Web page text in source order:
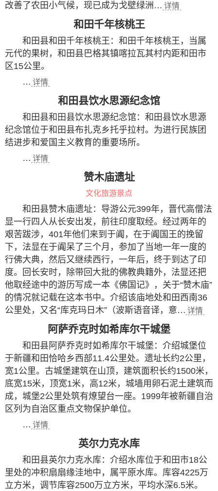
改善了农田小气候，现已成为戈壁绿洲… 详情
和田千年核桃王
和田县和田千年核桃王：和田千年核桃王，当属
元代的果树，和田县巴格其镇喀拉瓦其村内距和田市
区15公里。
… 详情
和田县饮水思源纪念馆
和田县和田县饮水思源纪念馆：和田县饮水思源
纪念馆位于和田县布扎克乡托乎拉村。为进行民族团
结进步和爱国主义教育的重要场所。
… 详情
赞木庙遗址
文化旅游景点
和田县赞木庙遗址：导游公元399年，晋代高僧法
显一行四人从长安出发，前往印度取经。经过两年的
艰苦跋涉，401年他们来到于阗，在于阗国王的挽留
下，法显在于阗呆了三个月，参加了当地一年一度的
行佛大典，然后又继续西行，一年后，终于到达了印
度。回长安时，除带回大批的佛教典籍外，法显还把
他取经途中的游历写成一本《佛国记》，关于“赞木庙”
的情况就记载在这本书中。介绍该庙地处和田西南36
公里处，又名“库克玛日木”（波斯语音译，意… 详情
阿萨乔克时如希库尔干城堡
和田县阿萨乔克时如希库尔干城堡：介绍城堡位
于新疆和田恰哈乡西部11.4公里处。遗址长约2公里，
宽1公里。古城堡建筑在山顶，建筑面积长约1500米，
底宽15米，顶宽1米，高12米，城墙用卵石泥土建筑而
成，城堡2公里处筑有燎望台一座。1999年被新疆自治
区列为自治区重点文物保护单位。
… 详情
英尔力克水库
和田县英尔力克水库：介绍水库位于和田市18公
里处的冲积扇扇缘洼地中，属平原水库。库容4225万
立方米，调节库容2500万立方米，平均水深6.5米。